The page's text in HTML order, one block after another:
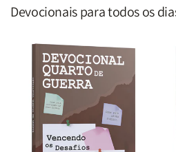
Devocionais para todos os